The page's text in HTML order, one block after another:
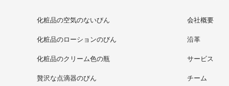
化粧品の空気のないびん
化粧品のローションのびん
化粧品のクリーム色の瓶
贅沢な点滴器のびん
会社概要
沿革
サービス
チーム